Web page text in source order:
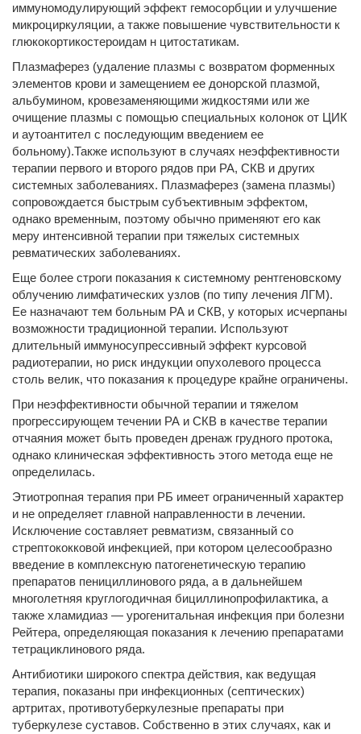
иммуномодулирующий эффект гемосорбции и улучшение
микроциркуляции, а также повышение чувствительности к
глюкокортикостероидам н цитостатикам.
Плазмаферез (удаление плазмы с возвратом форменных
элементов крови и замещением ее донорской плазмой,
альбумином, кровезаменяющими жидкостями или же
очищение плазмы с помощью специальных колонок от ЦИК
и аутоантител с последующим введением ее
больному).Также используют в случаях неэффективности
терапии первого и второго рядов при РА, СКВ и других
системных заболеваниях. Плазмаферез (замена плазмы)
сопровождается быстрым субъективным эффектом,
однако временным, поэтому обычно применяют его как
меру интенсивной терапии при тяжелых системных
ревматических заболеваниях.
Еще более строги показания к системному рентгеновскому
облучению лимфатических узлов (по типу лечения ЛГМ).
Ее назначают тем больным РА и СКВ, у которых исчерпаны
возможности традиционной терапии. Используют
длительный иммуносупрессивный эффект курсовой
радиотерапии, но риск индукции опухолевого процесса
столь велик, что показания к процедуре крайне ограничены.
При неэффективности обычной терапии и тяжелом
прогрессирующем течении РА и СКВ в качестве терапии
отчаяния может быть проведен дренаж грудного протока,
однако клиническая эффективность этого метода еще не
определилась.
Этиотропная терапия при РБ имеет ограниченный характер
и не определяет главной направленности в лечении.
Исключение составляет ревматизм, связанный со
стрептококковой инфекцией, при котором целесообразно
введение в комплексную патогенетическую терапию
препаратов пенициллинового ряда, а в дальнейшем
многолетняя круглогодичная бициллинопрофилактика, а
также хламидиаз — урогенитальная инфекция при болезни
Рейтера, определяющая показания к лечению препаратами
тетрациклинового ряда.
Антибиотики широкого спектра действия, как ведущая
терапия, показаны при инфекционных (септических)
артритах, противотуберкулезные препараты при
туберкулезе суставов. Собственно в этих случаях, как и